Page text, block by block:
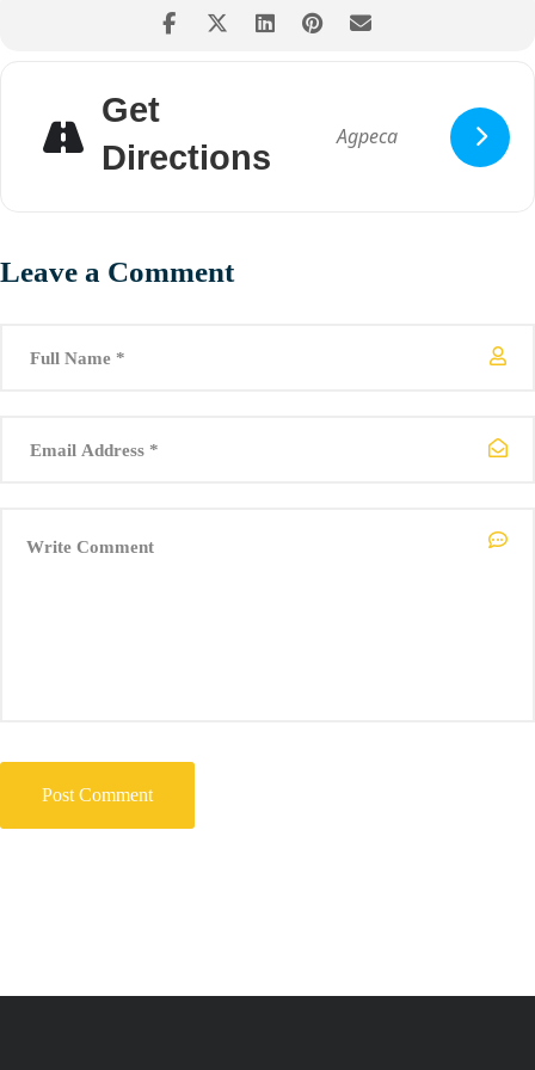
гејм дизајнери, експерти за монетизација,…
• Високо мотивирани, трендсетери и идни лидери во IT
индустријата
• Гејм девелопмент ентузијасти од сите возрасти. Просечната
Get
Directions
Leave a Comment